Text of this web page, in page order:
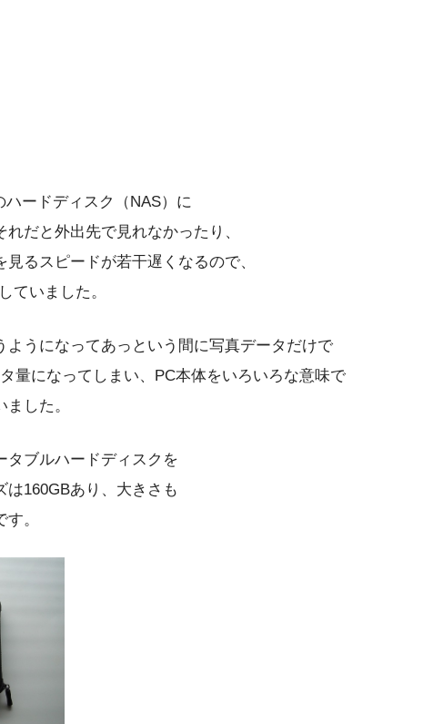
ードディスク（NAS）に
だと外出先で見れなかったり、
るスピードが若干遅くなるので、
ていました。
ようになってあっという間に写真データだけで
量になってしまい、PC本体をいろいろな意味で
した。
タブルハードディスクを
160GBあり、大きさも
。